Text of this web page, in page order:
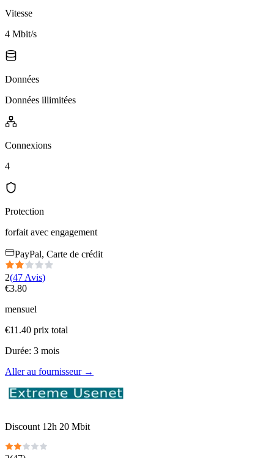
Vitesse
4 Mbit/s
Données
Données illimitées
Connexions
4
Protection
forfait avec engagement
PayPal, Carte de crédit
2(47 Avis)
€3.80
mensuel
€11.40 prix total
Durée: 3 mois
Aller au fournisseur→
Discount 12h 20 Mbit